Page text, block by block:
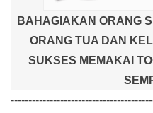
BAHAGIAKAN ORANG
ORANG TUA DAN
SUKSES MEMAKAI